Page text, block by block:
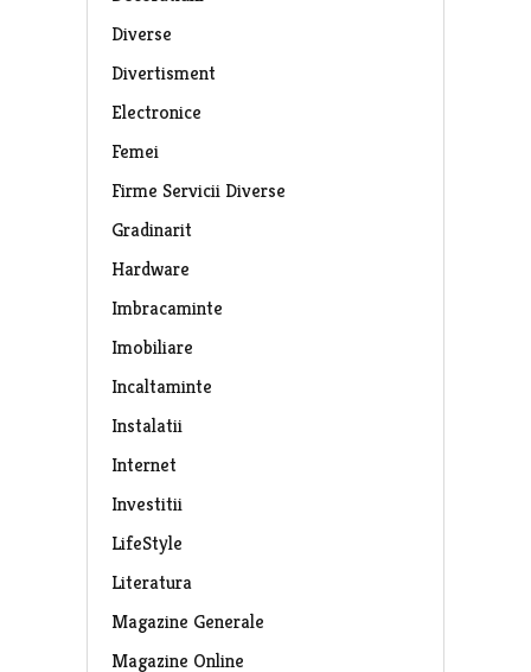
Diverse
Divertisment
Electronice
Femei
Firme Servicii Diverse
Gradinarit
Hardware
Imbracaminte
Imobiliare
Incaltaminte
Instalatii
Internet
Investitii
LifeStyle
Literatura
Magazine Generale
Magazine Online